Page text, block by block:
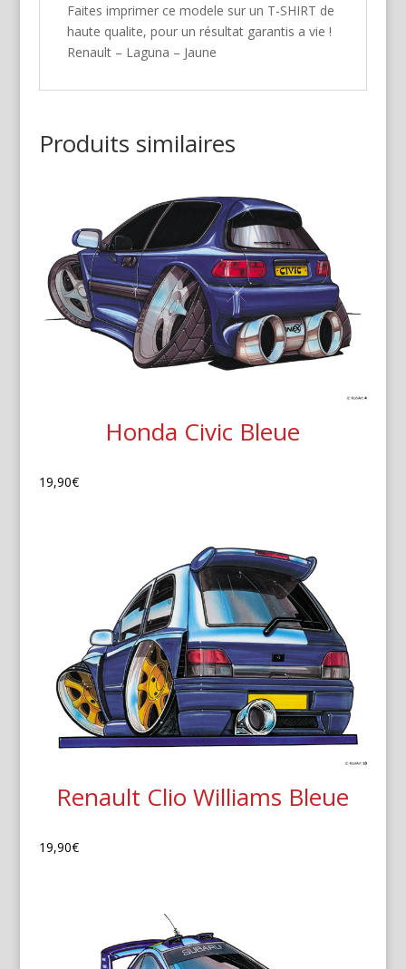
Faites imprimer ce modele sur un T-SHIRT de
haute qualite, pour un résultat garantis a vie !
Renault – Laguna – Jaune
Produits similaires
Honda Civic Bleue
19,90€
Renault Clio Williams Bleue
19,90€